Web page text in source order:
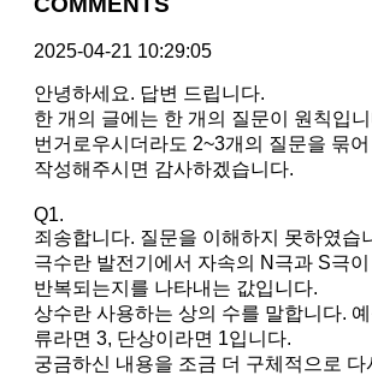
2025-04-21 10:29:05
안녕하세요. 답변 드립니다.
한 개의 글에는 한 개의 질문이 원칙입
번거로우시더라도 2~3개의 질문을 묶
작성해주시면 감사하겠습니다.
Q1.
죄송합니다. 질문을 이해하지 못하였습
극수란 발전기에서 자속의 N극과 S극
반복되는지를 나타내는 값입니다.
상수란 사용하는 상의 수를 말합니다.
류라면 3, 단상이라면 1입니다.
궁금하신 내용을 조금 더 구체적으로 다